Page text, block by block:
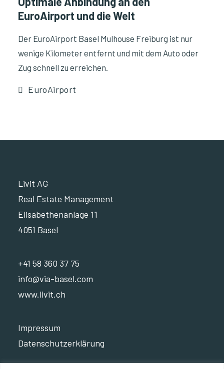
EuroAirport und die Welt
Der EuroAirport Basel Mulhouse Freiburg ist nur
wenige Kilometer entfernt und mit dem Auto oder
Zug schnell zu erreichen.
EuroAirport
Livit AG
Real Estate Management
Elisabethenanlage 11
4051 Basel
+41 58 360 37 75
info@via-basel.com
www.livit.ch
Impressum
Datenschutzerklärung